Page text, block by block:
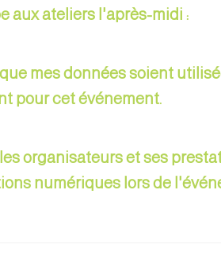
aux ateliers l'après-midi :
mes données soient
pour cet événement.
organisateurs et ses
numériques lors de